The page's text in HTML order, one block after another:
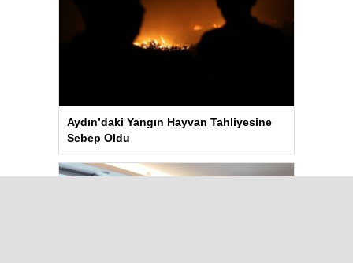
Aydın’daki Yangın Hayvan Tahliyesine
Sebep Oldu